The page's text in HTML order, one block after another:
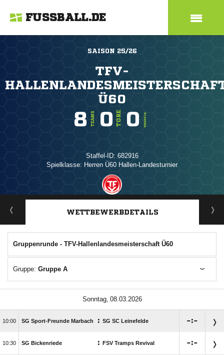
FUSSBALL.DE
SAISON 25/26
TFV-
Ü60
8 TEAMS 0 TORE 0 TORE/SPIEL
Staffel-ID: 682916
Spielklasse: Herren Ü60 Hallen-Landesturnier
ANZEIGE
WETTBEWERBDETAILS
Gruppenrunde - TFV-Hallenlandesmeisterschaft Ü60
Gruppe: Gruppe A
 
 SG Sport-Freunde Marbach : SG SC Leinefelde :
 SG Bickenriede : FSV Tramps Revival :